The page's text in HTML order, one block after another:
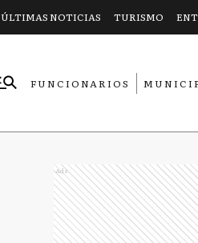
ÚLTIMAS NOTICIAS TURISMO
FUNCIONARIOS
Ads